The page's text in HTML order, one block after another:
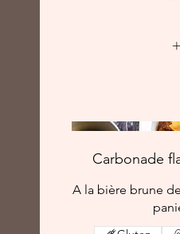
Carbonade
A la bière brune